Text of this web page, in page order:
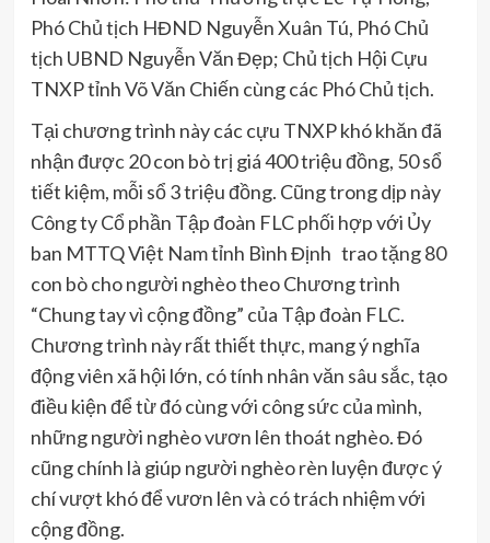
Phó Chủ tịch HĐND Nguyễn Xuân Tú, Phó Chủ
tịch UBND Nguyễn Văn Đẹp; Chủ tịch Hội Cựu
TNXP tỉnh Võ Văn Chiến cùng các Phó Chủ tịch.
Tại chương trình này các cựu TNXP khó khăn đã
nhận được 20 con bò trị giá 400 triệu đồng, 50 sổ
tiết kiệm, mỗi sổ 3 triệu đồng. Cũng trong dịp này
Công ty Cổ phần Tập đoàn FLC phối hợp với Ủy
ban MTTQ Việt Nam tỉnh Bình Định trao tặng 80
con bò cho người nghèo theo Chương trình
“Chung tay vì cộng đồng” của Tập đoàn FLC.
Chương trình này rất thiết thực, mang ý nghĩa
động viên xã hội lớn, có tính nhân văn sâu sắc, tạo
điều kiện để từ đó cùng với công sức của mình,
những người nghèo vươn lên thoát nghèo. Đó
cũng chính là giúp người nghèo rèn luyện được ý
chí vượt khó để vươn lên và có trách nhiệm với
cộng đồng.